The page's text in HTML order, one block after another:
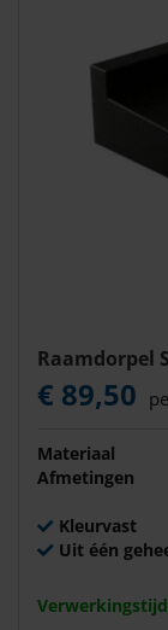
Raamdorpel
€ 89,50
Materiaal
Afmetingen
Kleurvast
Uit één